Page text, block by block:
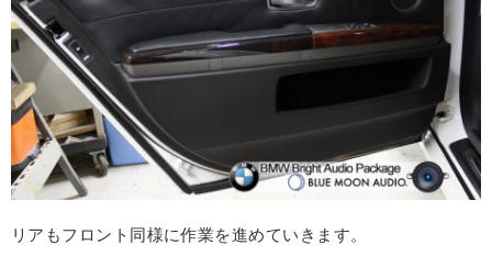
リアもフロント同様に作業を進めていきます。